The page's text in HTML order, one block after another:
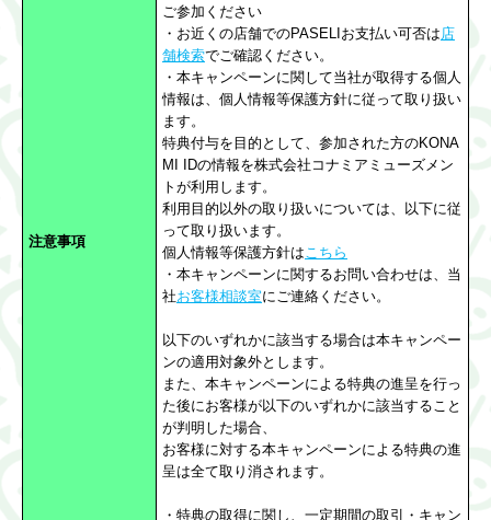
注意事項
ご参加ください
・お近くの店舗でのPASELIお支払い可否は店
舗検索でご確認ください。
・本キャンペーンに関して当社が取得する個人
情報は、個人情報等保護方針に従って取り扱い
ます。
特典付与を目的として、参加された方のKONA
MI IDの情報を株式会社コナミアミューズメン
トが利用します。
利用目的以外の取り扱いについては、以下に従
って取り扱います。
個人情報等保護方針はこちら
・本キャンペーンに関するお問い合わせは、当
社お客様相談室にご連絡ください。
以下のいずれかに該当する場合は本キャンペー
ンの適用対象外とします。
また、本キャンペーンによる特典の進呈を行っ
た後にお客様が以下のいずれかに該当すること
が判明した場合、
お客様に対する本キャンペーンによる特典の進
呈は全て取り消されます。
・特典の取得に関し、一定期間の取引・キャン